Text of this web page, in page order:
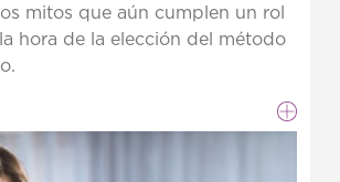
mitos que aún cumplen un rol
hora de la elección del método